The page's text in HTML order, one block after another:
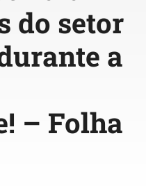
do setor
a
– Folha